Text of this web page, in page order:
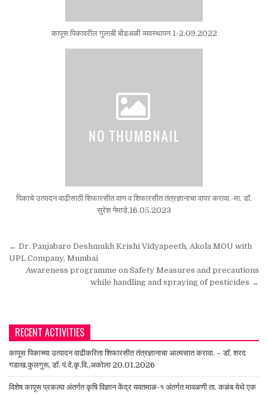
कापूस पिकावरील गुलाबी बोंडअळी व्यवस्थापन 1-2.09.2022
पिकाचे उत्पादन वाढीसाठी शिफारसीत वाण व शिफारसीत तंत्रज्ञानाचा वापर करावा.-मा. डॉ.
सुरेश नेमाडे.16.05.2023
Post navigation
← Dr. Panjabaro Deshmukh Krishi Vidyapeeth, Akola MOU with
UPL Company, Mumbai
Awareness programme on Safety Measures and precautions
while handling and spraying of pesticides →
RECENT ACTIVITIES
कापूस पिकाच्या उत्पादन वाढीकरिता शिफारसीत तंत्रज्ञानाचा आत्मसात करावा. – डॉ. शरद
गडाख,कुलगुरू, डॉ. पं.दे.कृ.वि.,अकोला 20.01.2026
विशेष कापूस प्रकल्पा अंतर्गत कृषि विज्ञान केंद्र यवतमाळ-१ अंतर्गत मावळणी ता. कळंब येथे एक